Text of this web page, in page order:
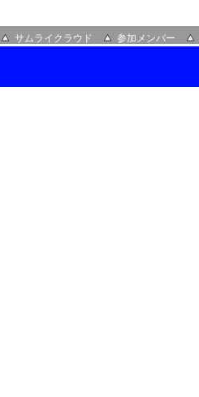
サムライクラウド 参加メンバー